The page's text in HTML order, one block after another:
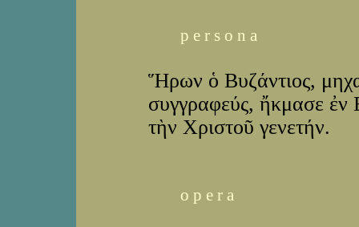
p e r s o n a
Ἥρων ὁ Βυζάντιος,
συγγραφεύς, ἤκμασε ἐν
τὴν Χριστοῦ γενετήν.
o p e r a